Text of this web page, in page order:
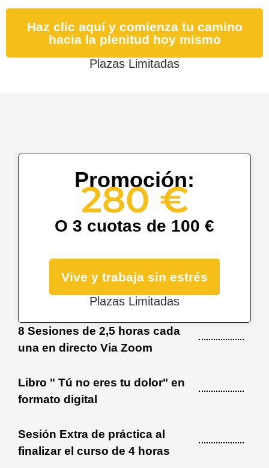
Haz clic aquí y comienza tu camino
hacia la plenitud hoy mismo
Plazas Limitadas
Promoción:
280 €
O 3 cuotas de 100 €
Vive y trabaja sin estrés
Plazas Limitadas
8 Sesiones de 2,5 horas cada
una en directo Via Zoom
Libro " Tú no eres tu dolor" en
formato digital
Sesión Extra de práctica al
finalizar el curso de 4 horas